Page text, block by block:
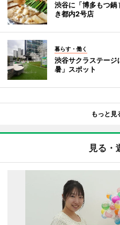
渋谷に「博多もつ
き都内2号店
暮らす・働く
渋谷サクラステージ
暑」スポット
もっと見
見る・